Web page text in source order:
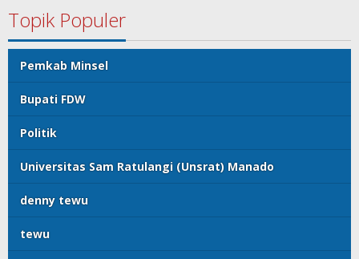
Topik Populer
Pemkab Minsel
Bupati FDW
Politik
Universitas Sam Ratulangi (Unsrat) Manado
denny tewu
tewu